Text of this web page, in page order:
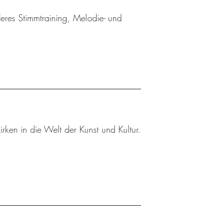
Stimmtraining, Melodie- und
in die Welt der Kunst und Kultur.